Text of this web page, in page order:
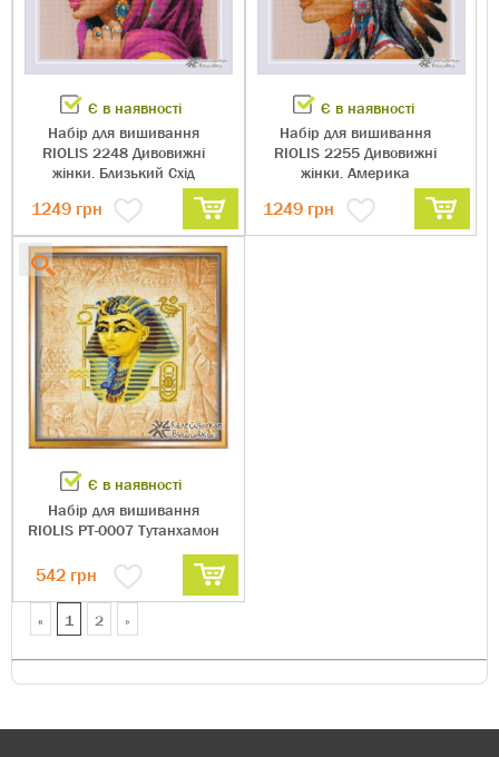
Є в наявності
Набір для вишивання
RIOLIS 2248 Дивовижні
жінки. Близький Схід
1249 грн
Є в наявності
Набір для вишивання
RIOLIS 2255 Дивовижні
жінки. Америка
1249 грн
Є в наявності
Набір для вишивання
RIOLIS РТ-0007 Тутанхамон
542 грн
« 1 2 »